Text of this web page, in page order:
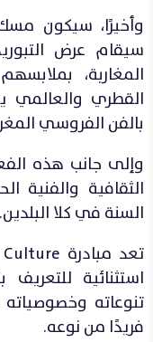
سيقام عرض
المغاربة،
القطري والعالمي
بالفن الفروسي
وإلى جانب هذه
الثقافية والفنية
السنة في كلا البلدين.
استثنائية للتعريف
تنوعاته
فريدًا من نوعه.